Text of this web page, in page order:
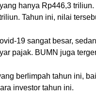
hanya Rp446,3
Tahun ini, nilai
19 sangat besar,
pajak. BUMN juga
berlimpah tahun ini,
investor tahun ini.